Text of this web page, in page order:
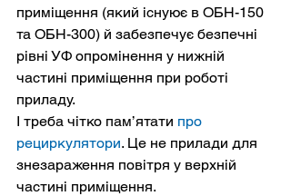
приміщення (який існуює в ОБН-150
та ОБН-300) й забезпечує безпечні
рівні УФ опромінення у нижній
частині приміщення при роботі
приладу.
І треба чітко пам’ятати про
рециркулятори. Це не прилади для
знезараження повітря у верхній
частині приміщення.